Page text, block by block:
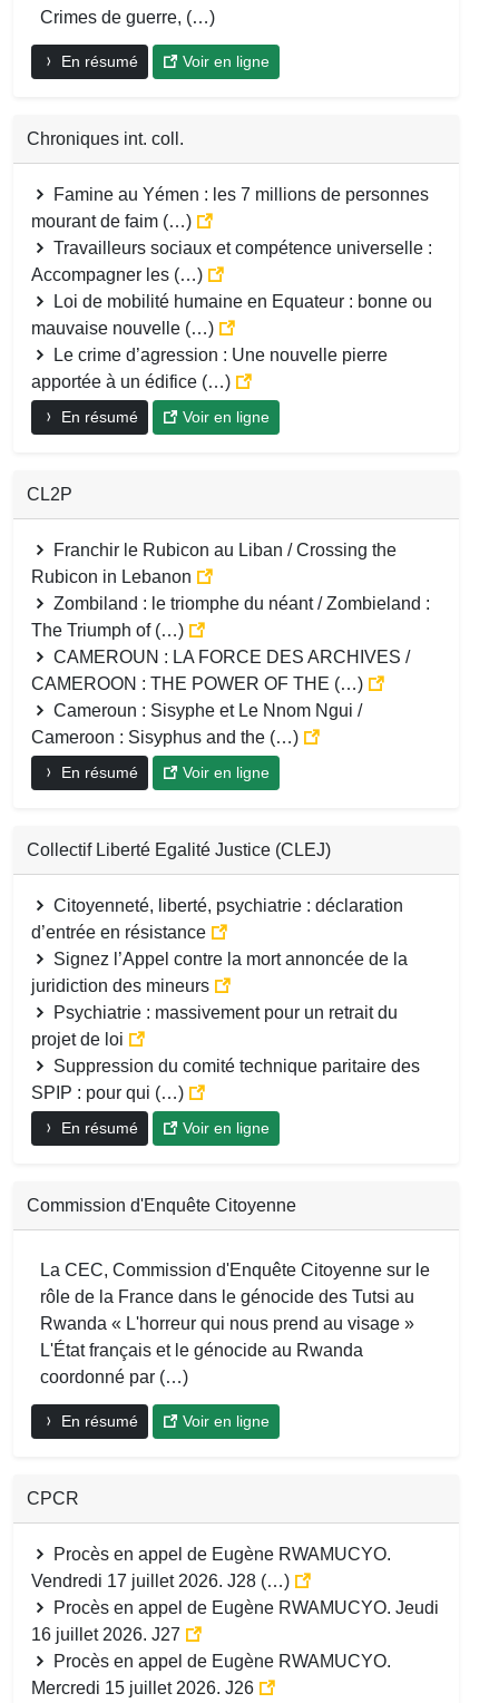
Crimes de guerre, (…)
En résumé Voir en ligne
Chroniques int. coll.
Famine au Yémen : les 7 millions de personnes
mourant de faim (…)
Travailleurs sociaux et compétence universelle :
Accompagner les (…)
Loi de mobilité humaine en Equateur : bonne ou
mauvaise nouvelle (…)
Le crime d’agression : Une nouvelle pierre
apportée à un édifice (…)
En résumé Voir en ligne
CL2P
Franchir le Rubicon au Liban / Crossing the
Rubicon in Lebanon
Zombiland : le triomphe du néant / Zombieland :
The Triumph of (…)
CAMEROUN : LA FORCE DES ARCHIVES /
CAMEROON : THE POWER OF THE (…)
Cameroun : Sisyphe et Le Nnom Ngui /
Cameroon : Sisyphus and the (…)
En résumé Voir en ligne
Collectif Liberté Egalité Justice (CLEJ)
Citoyenneté, liberté, psychiatrie : déclaration
d’entrée en résistance
Signez l’Appel contre la mort annoncée de la
juridiction des mineurs
Psychiatrie : massivement pour un retrait du
projet de loi
Suppression du comité technique paritaire des
SPIP : pour qui (…)
En résumé Voir en ligne
Commission d'Enquête Citoyenne
La CEC, Commission d'Enquête Citoyenne sur le
rôle de la France dans le génocide des Tutsi au
Rwanda « L'horreur qui nous prend au visage »
L'État français et le génocide au Rwanda
coordonné par (…)
En résumé Voir en ligne
CPCR
Procès en appel de Eugène RWAMUCYO.
Vendredi 17 juillet 2026. J28 (…)
Procès en appel de Eugène RWAMUCYO. Jeudi
16 juillet 2026. J27
Procès en appel de Eugène RWAMUCYO.
Mercredi 15 juillet 2026. J26